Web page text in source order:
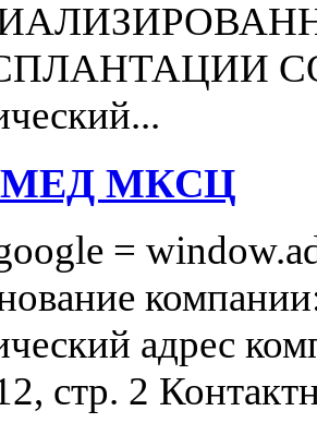
МКСЦ
=
адрес
стр. 2